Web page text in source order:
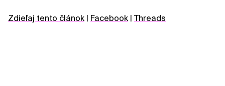
Zdieľaj tento článok | Facebook | Threads